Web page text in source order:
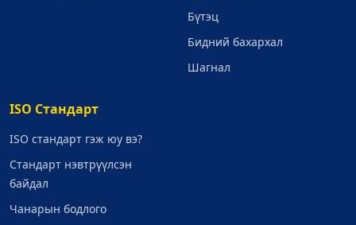
Бүтэц
Бидний бахархал
Шагнал
ISO Стандарт
ISO стандарт гэж юу вэ?
Стандарт нэвтрүүлсэн
байдал
Чанарын бодлого